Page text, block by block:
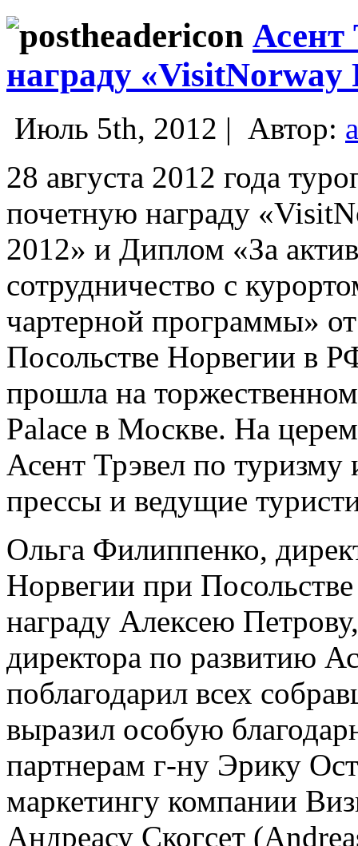
Асент
награду «VisitNorway
Июль 5th, 2012 | Автор:
28 августа 2012 года
почетную награду
2012» и Диплом «За
сотрудничество с
чартерной программы»
Посольстве Норвегии в
прошла на
Palace в Москве. На
Асент Трэвел по туризму
прессы и ведущие
Ольга Филиппенко,
Норвегии при
награду Алексею
директора по развитию
поблагодарил всех
выразил особую
партнерам г-ну Эрику
маркетингу компании
Андреасу Скогсет